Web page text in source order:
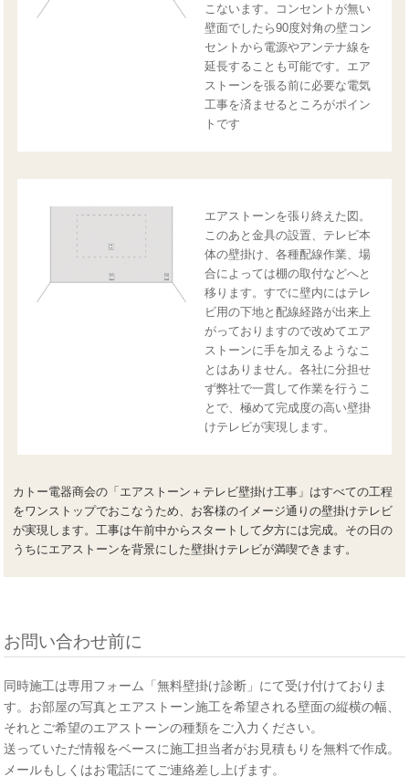
こないます。コンセントが無い
壁面でしたら90度対角の壁コン
セントから電源やアンテナ線を
延長することも可能です。エア
ストーンを張る前に必要な電気
工事を済ませるところがポイン
トです
エアストーンを張り終えた図。
このあと金具の設置、テレビ本
体の壁掛け、各種配線作業、場
合によっては棚の取付などへと
移ります。すでに壁内にはテレ
ビ用の下地と配線経路が出来上
がっておりますので改めてエア
ストーンに手を加えるようなこ
とはありません。各社に分担せ
ず弊社で一貫して作業を行うこ
とで、極めて完成度の高い壁掛
けテレビが実現します。
カトー電器商会の「エアストーン＋テレビ壁掛け工事」はすべての工程
をワンストップでおこなうため、お客様のイメージ通りの壁掛けテレビ
が実現します。工事は午前中からスタートして夕方には完成。その日の
うちにエアストーンを背景にした壁掛けテレビが満喫できます。
お問い合わせ前に
同時施工は専用フォーム「無料壁掛け診断」にて受け付けておりま
す。お部屋の写真とエアストーン施工を希望される壁面の縦横の幅、
それとご希望のエアストーンの種類をご入力ください。
送っていただ情報をベースに施工担当者がお見積もりを無料で作成。
メールもしくはお電話にてご連絡差し上げます。